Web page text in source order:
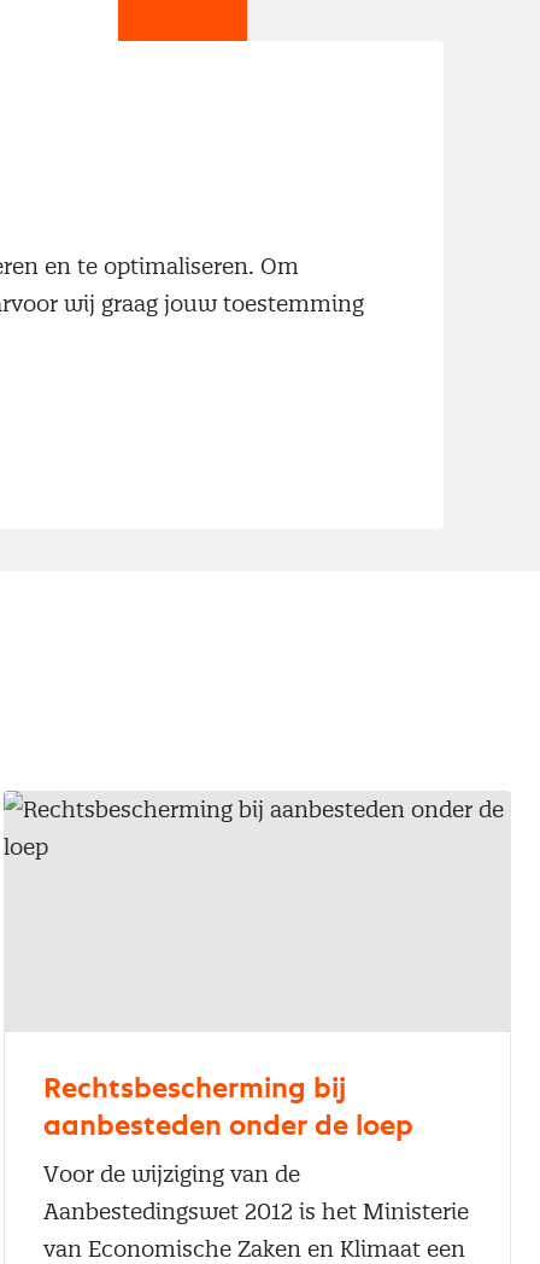
Rechtsbescherming bij
aanbesteden onder de loep
Voor de wijziging van de
Aanbestedingswet 2012 is het Ministerie
van Economische Zaken en Klimaat een
en te optimaliseren. Om
wij graag jouw toestemming